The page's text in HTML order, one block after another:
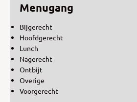
Menugang
Bijgerecht
Hoofdgerecht
Lunch
Nagerecht
Ontbijt
Overige
Voorgerecht